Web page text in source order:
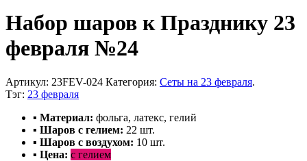
Набор шаров к Празднику 23
февраля №24
Артикул: 23FEV-024 Категория: Сеты на 23 февраля.
Тэг: 23 февраля
▪ Материал: фольга, латекс, гелий
▪ Шаров с гелием: 22 шт.
▪ Шаров с воздухом: 10 шт.
▪ Цена: с гелием